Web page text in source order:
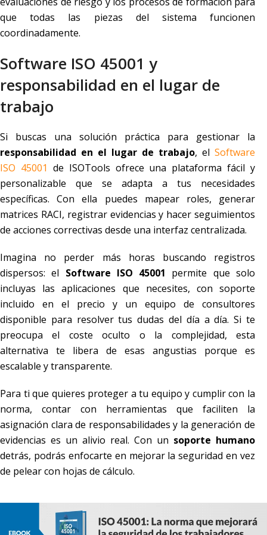
que todas las piezas del sistema funcionen
coordinadamente.
Software ISO 45001 y
responsabilidad en el lugar de
trabajo
Si buscas una solución práctica para gestionar la
responsabilidad en el lugar de trabajo, el Software
ISO 45001 de ISOTools ofrece una plataforma fácil y
personalizable que se adapta a tus necesidades
específicas. Con ella puedes mapear roles, generar
matrices RACI, registrar evidencias y hacer seguimientos
de acciones correctivas desde una interfaz centralizada.
Imagina no perder más horas buscando registros
dispersos: el Software ISO 45001 permite que solo
incluyas las aplicaciones que necesites, con soporte
incluido en el precio y un equipo de consultores
disponible para resolver tus dudas del día a día. Si te
preocupa el coste oculto o la complejidad, esta
alternativa te libera de esas angustias porque es
escalable y transparente.
Para ti que quieres proteger a tu equipo y cumplir con la
norma, contar con herramientas que faciliten la
asignación clara de responsabilidades y la generación de
evidencias es un alivio real. Con un soporte humano
detrás, podrás enfocarte en mejorar la seguridad en vez
de pelear con hojas de cálculo.